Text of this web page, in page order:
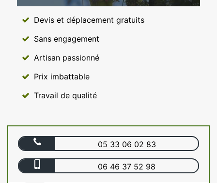
Devis et déplacement gratuits
Sans engagement
Artisan passionné
Prix imbattable
Travail de qualité
05 33 06 02 83
06 46 37 52 98